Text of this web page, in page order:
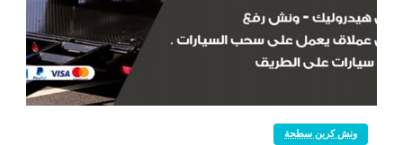
ونش كرين سطحة